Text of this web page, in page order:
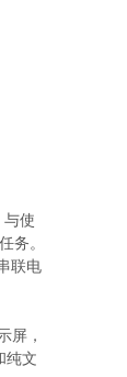
与使
务。
联电
屏，
纯文